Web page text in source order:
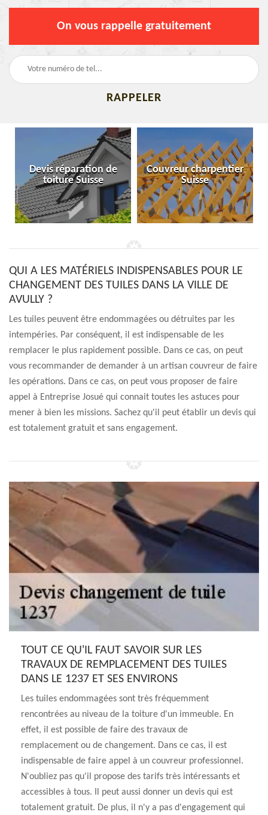
On vous rappelle gratuitement
Devis réparation de
toiture Suisse
Couvreur charpentier
Suisse
QUI A LES MATÉRIELS INDISPENSABLES POUR LE
CHANGEMENT DES TUILES DANS LA VILLE DE
AVULLY ?
Les tuiles peuvent être endommagées ou détruites par les
intempéries. Par conséquent, il est indispensable de les
remplacer le plus rapidement possible. Dans ce cas, on peut
vous recommander de demander à un artisan couvreur de faire
les opérations. Dans ce cas, on peut vous proposer de faire
appel à Entreprise Josué qui connait toutes les astuces pour
mener à bien les missions. Sachez qu'il peut établir un devis qui
est totalement gratuit et sans engagement.
TOUT CE QU'IL FAUT SAVOIR SUR LES
TRAVAUX DE REMPLACEMENT DES TUILES
DANS LE 1237 ET SES ENVIRONS
Les tuiles endommagées sont très fréquemment
rencontrées au niveau de la toiture d'un immeuble. En
effet, il est possible de faire des travaux de
remplacement ou de changement. Dans ce cas, il est
indispensable de faire appel à un couvreur professionnel.
N'oubliez pas qu'il propose des tarifs très intéressants et
accessibles à tous. Il peut aussi donner un devis qui est
totalement gratuit. De plus, il n'y a pas d'engagement qui